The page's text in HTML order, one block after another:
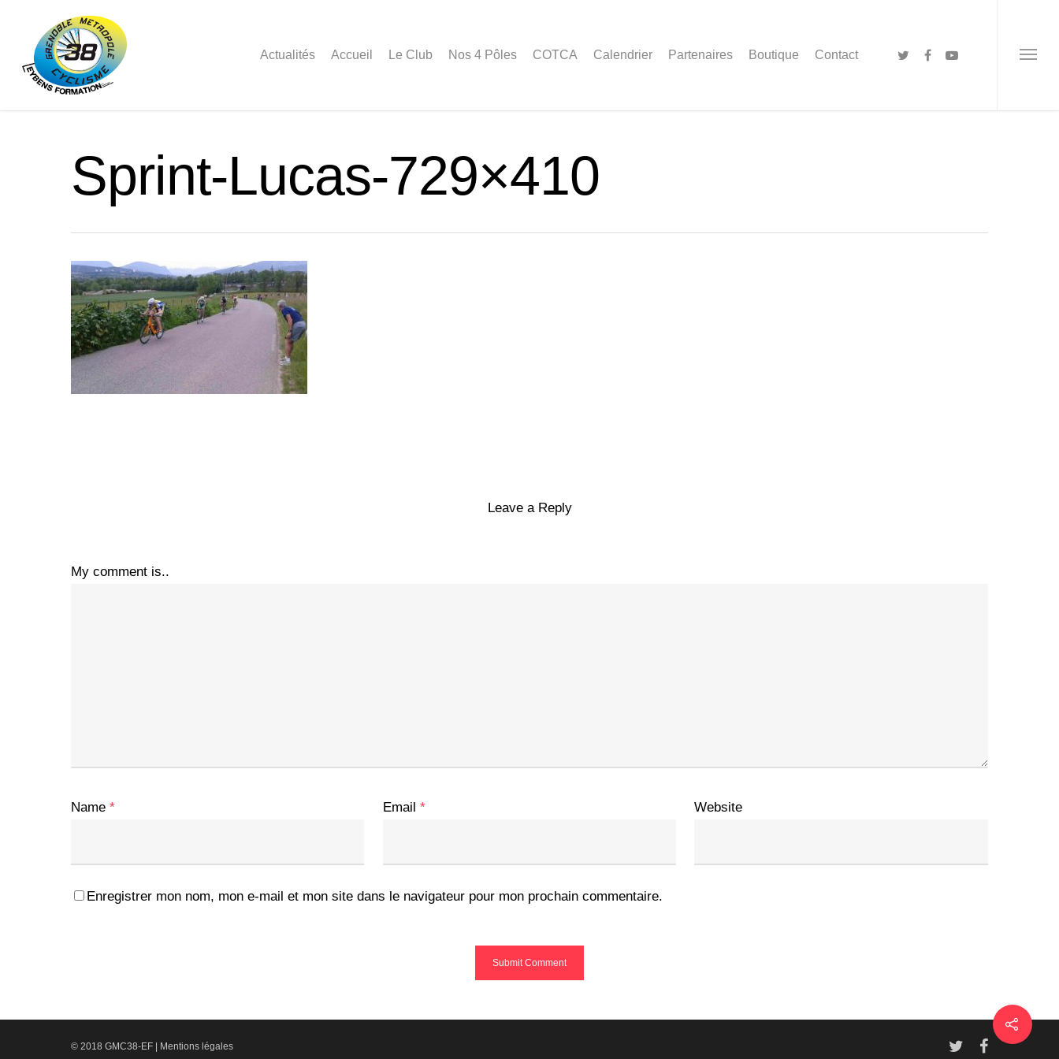
Actualités Accueil Le Club Nos 4 Pôles COTCA Calendrier Partenaires Boutique Contact
Sprint-Lucas-729×410
Leave a Reply
My comment is..
Name * Email * Website
Enregistrer mon nom, mon e-mail et mon site dans le navigateur pour mon prochain commentaire.
© 2018 GMC38-EF | Mentions légales